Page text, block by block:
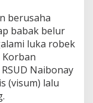
berusaha
babak belur
luka robek
Naibonay
(visum) lalu